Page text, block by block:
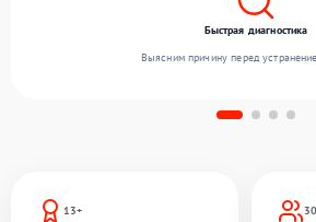
13+
Быстрая диагностика
Выясним причину перед